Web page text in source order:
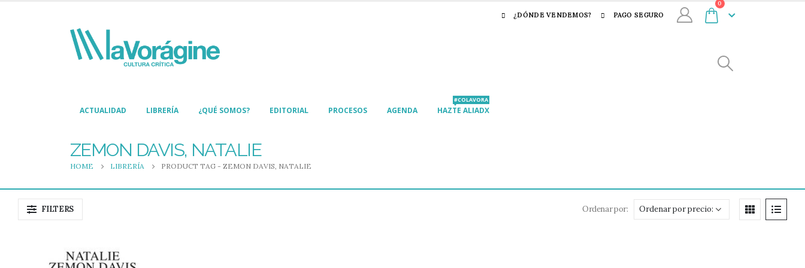
¿DÓNDE VENDEMOS? PAGO SEGURO
0
ACTUALIDAD LIBRERÍA ¿QUÉ SOMOS? EDITORIAL PROCESOS AGENDA HAZTE ALIADX
#COLAVORA
ZEMON DAVIS, NATALIE
HOME LIBRERÍA PRODUCT TAG - ZEMON DAVIS, NATALIE
FILTERS Ordenar por: